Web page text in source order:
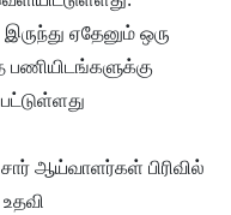
ஏதேனும் ஒரு
பணியிடங்களுக்கு
ஆய்வாளர்கள் பிரிவில்